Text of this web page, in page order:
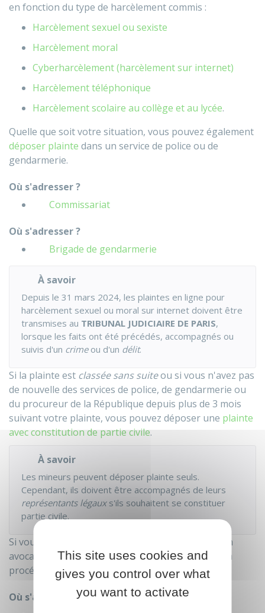
en fonction du type de harcèlement commis :
Harcèlement sexuel ou sexiste
Harcèlement moral
Cyberharcèlement (harcèlement sur internet)
Harcèlement téléphonique
Harcèlement scolaire au collège et au lycée.
Quelle que soit votre situation, vous pouvez également
déposer plainte dans un service de police ou de
gendarmerie.
Où s'adresser ?
Commissariat
Où s'adresser ?
Brigade de gendarmerie
À savoir
Depuis le 31 mars 2024, les plaintes en ligne pour
harcèlement sexuel ou moral sur internet doivent être
transmises au TRIBUNAL JUDICIAIRE DE PARIS,
lorsque les faits ont été précédés, accompagnés ou
suivis d'un crimeou d'un délit.
Si la plainte est classée sans suiteou si vous n'avez pas
de nouvelle des services de police, de gendarmerie ou
du procureur de la République depuis plus de 3 mois
suivant votre plainte, vous pouvez déposer une plainte
avec constitution de partie civile.
À savoir
Les mineurs peuvent déposer plainte seuls.
Cependant, ils doivent être accompagnés de leurs
représentants légauxs'ils souhaitent se constituer
partie civile.
Si vous le souhaitez, vous pouvez être assisté d'un
avocat dès le dépôt de plainte et jusqu'à la fin de la
procédure.
Où s'adresser ?
This site uses cookies and
gives you control over what
you want to activate